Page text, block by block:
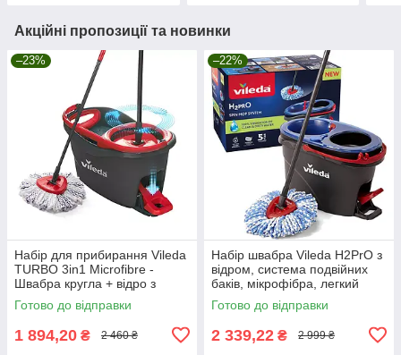
Акційні пропозиції та новинки
–23%
Набір для прибирання Vileda
TURBO 3in1 Microfibre -
Швабра кругла + відро з
віджимом 167751 Акція - Хіт!!!
Готово до відправки
1 894,20 ₴ 2 460 ₴
–22%
Набір швабра Vileda H2PrO з
відром, система подвійних
баків, мікрофібра, легкий
віджим, розділення води
Готово до відправки
2 339,22 ₴ 2 999 ₴